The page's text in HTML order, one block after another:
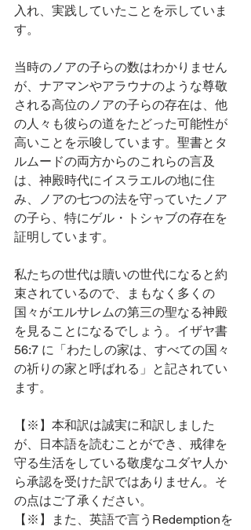
入れ、実践していたことを示していま
す。
当時のノアの子らの数はわかりません
が、ナアマンやアラウナのような尊敬
される高位のノアの子らの存在は、他
の人々も彼らの道をたどった可能性が
高いことを示唆しています。聖書とタ
ルムードの両方からのこれらの言及
は、神殿時代にイスラエルの地に住
み、ノアの七つの法を守っていたノア
の子ら、特にゲル・トシャブの存在を
証明しています。
私たちの世代は贖いの世代になると約
束されているので、まもなく多くの
国々がエルサレムの第三の聖なる神殿
を見ることになるでしょう。イザヤ書
56:7 に「わたしの家は、すべての国々
の祈りの家と呼ばれる」と記されてい
ます。
【※】本和訳は誠実に和訳しました
が、日本語を読むことができ、戒律を
守る生活をしている敬虔なユダヤ人か
ら承認を受けた訳ではありません。そ
の点はご了承ください。
【※】また、英語で言うRedemptionを